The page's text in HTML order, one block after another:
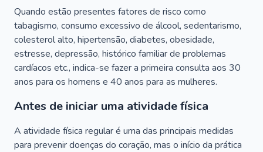
Quando estão presentes fatores de risco como
tabagismo, consumo excessivo de álcool, sedentarismo,
colesterol alto, hipertensão, diabetes, obesidade,
estresse, depressão, histórico familiar de problemas
cardíacos etc., indica-se fazer a primeira consulta aos 30
anos para os homens e 40 anos para as mulheres.
Antes de iniciar uma atividade física
A atividade física regular é uma das principais medidas
para prevenir doenças do coração, mas o início da prática